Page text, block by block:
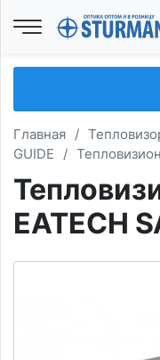
Главная /
GUIDE
/
EATECH